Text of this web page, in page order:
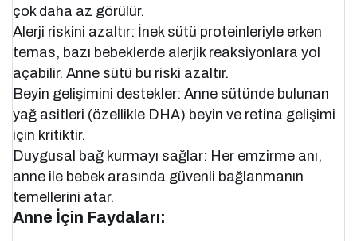
çok daha az görülür.
Alerji riskini azaltır: İnek sütü proteinleriyle erken
temas, bazı bebeklerde alerjik reaksiyonlara yol
açabilir. Anne sütü bu riski azaltır.
Beyin gelişimini destekler: Anne sütünde bulunan
yağ asitleri (özellikle DHA) beyin ve retina gelişimi
için kritiktir.
Duygusal bağ kurmayı sağlar: Her emzirme anı,
anne ile bebek arasında güvenli bağlanmanın
temellerini atar.
Anne İçin Faydaları: